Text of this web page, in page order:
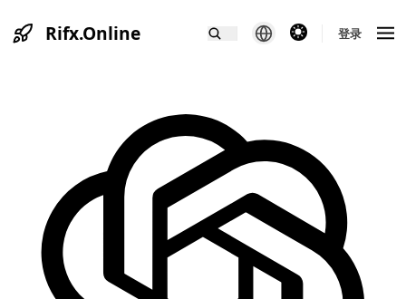
Rifx.Online theme switcher登录